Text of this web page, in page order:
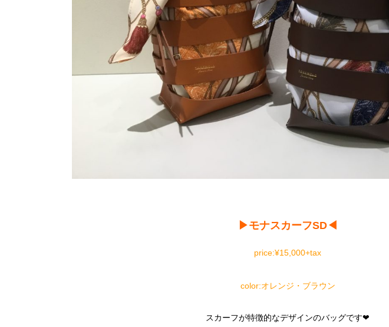
▶︎モナスカーフSD◀︎
price:¥15,000+tax
color:オレンジ・ブラウン
スカーフが特徴的なデザインのバッグです❤︎